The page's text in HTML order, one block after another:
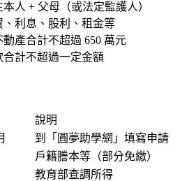
人 + 父母（或法定監護人）
利息、股利、租金等
產合計不超過 650 萬元
計不超過一定金額
說明
到「圓夢助學網」填寫申請
戶籍謄本等（部分免繳）
教育部查調所得